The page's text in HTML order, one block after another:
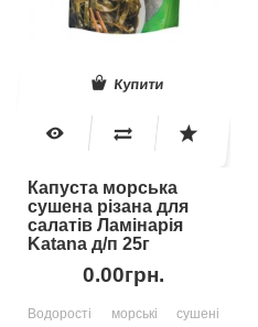
Купити
Капуста морська
сушена різана для
салатів Ламінарія
Katana д/п 25г
0.00грн.
Водорості морські сушені